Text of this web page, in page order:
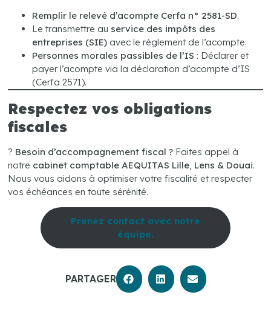
Remplir le relevé d’acompte Cerfa n° 2581-SD.
Le transmettre au service des impôts des
entreprises (SIE) avec le règlement de l’acompte.
Personnes morales passibles de l’IS : Déclarer et
payer l’acompte via la déclaration d’acompte d’IS
(Cerfa 2571).
Respectez vos obligations
fiscales
? Besoin d’accompagnement fiscal ? Faites appel à
notre cabinet comptable AEQUITAS Lille Lens & Douai.
Nous vous aidons à optimiser votre fiscalité et respecter
vos échéances en toute sérénité.
Prenez contact avec notre
équipe.
PARTAGER